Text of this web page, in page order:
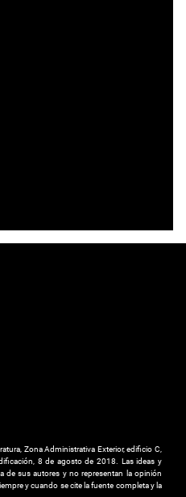
Zona Administrativa Exterior, edificio C,
8 de agosto de 2018. Las ideas y
de sus autores y no representan la opinión
y cuando se cite la fuente completa y la